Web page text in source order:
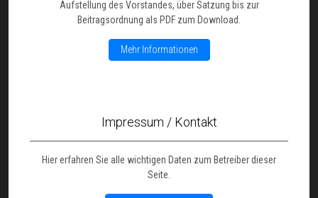
Aufstellung des Vorstandes, über Satzung bis zur
Beitragsordnung als PDF zum Download.
Mehr Informationen
Impressum / Kontakt
Hier erfahren Sie alle wichtigen Daten zum Betreiber dieser
Seite.